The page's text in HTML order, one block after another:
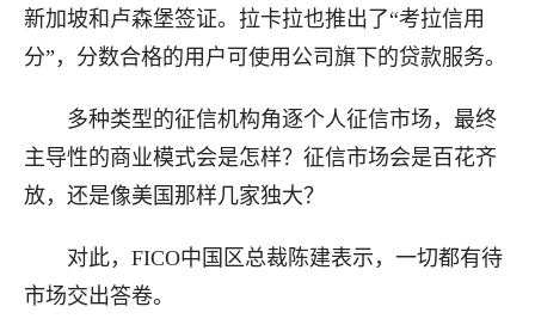
新加坡和卢森堡签证。拉卡拉也推出了“考拉信用
分”，分数合格的用户可使用公司旗下的贷款服务。
多种类型的征信机构角逐个人征信市场，最终
主导性的商业模式会是怎样？征信市场会是百花齐
放，还是像美国那样几家独大？
对此，FICO中国区总裁陈建表示，一切都有待
市场交出答卷。